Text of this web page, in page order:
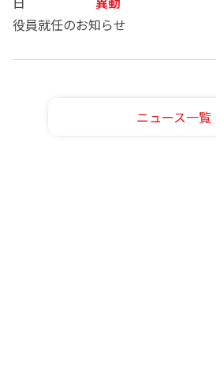
役員就任のお知らせ
ニュース一覧